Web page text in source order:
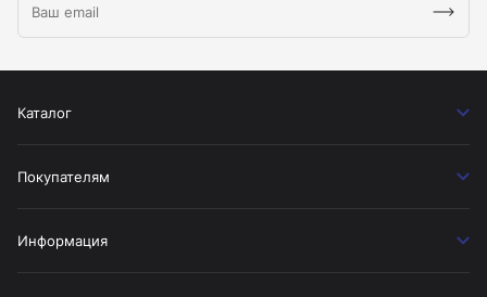
Каталог
Покупателям
Информация